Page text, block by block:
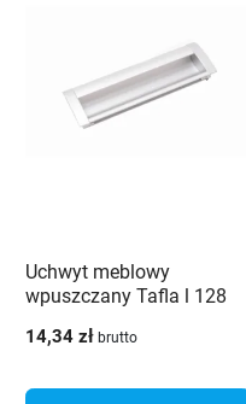
Uchwyt meblowy
wpuszczany Tafla l 128
14,34 zł brutto